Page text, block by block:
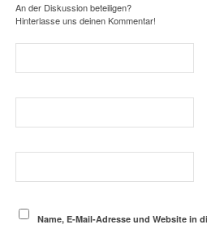
An der Diskussion beteiligen?
Hinterlasse uns deinen Kommentar!
Name, E-Mail-Adresse und Website in